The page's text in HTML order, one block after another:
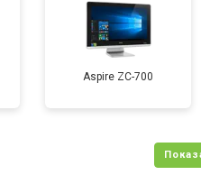
Aspire ZC-700